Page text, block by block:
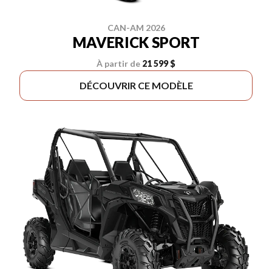
CAN-AM 2026
MAVERICK SPORT
À partir de 21 599 $
DÉCOUVRIR CE MODÈLE